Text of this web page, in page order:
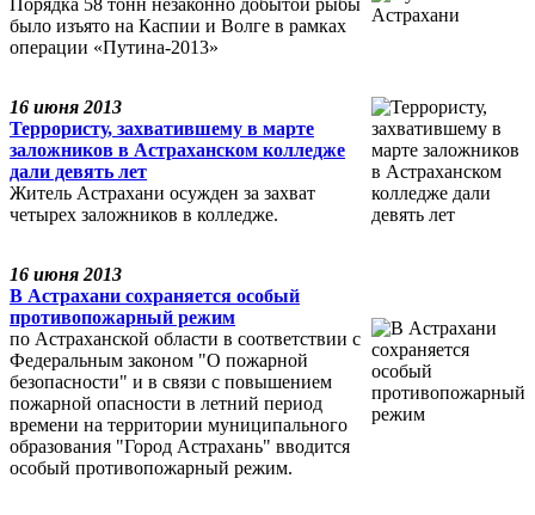
было изъято на Каспии и Волге в рамках
операции «Путина-2013»
16 июня 2013
Террористу, захватившему в марте
заложников в Астраханском колледже
дали девять лет
Житель Астрахани осужден за захват
четырех заложников в колледже.
16 июня 2013
В Астрахани сохраняется особый
противопожарный режим
по Астраханской области в соответствии с
Федеральным законом "О пожарной
безопасности" и в связи с повышением
пожарной опасности в летний период
времени на территории муниципального
образования "Город Астрахань" вводится
особый противопожарный режим.